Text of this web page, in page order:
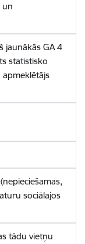
un
jaunākās GA 4
statistisko
sociālajos
tādu vietņu